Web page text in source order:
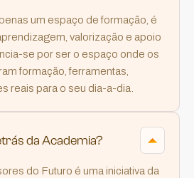
um espaço de formação, é
valorização e apoio
se por ser o espaço onde os
formação, ferramentas,
reais para o seu dia-a-dia.
da Academia?
do Futuro é uma iniciativa da